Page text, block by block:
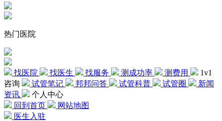
热门医院
找医院 找医生 找服务 测成功率 测费用
1v1
咨询
试管笔记 邦邦问答 试管科普 试管圈
新闻
资讯
个人中心
回到首页
网站地图
医生入驻